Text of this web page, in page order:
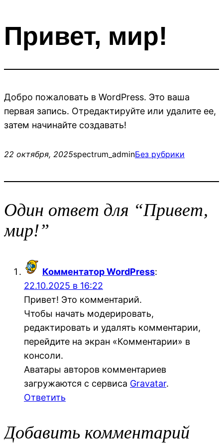
содержимому
Привет, мир!
Добро пожаловать в WordPress. Это ваша
первая запись. Отредактируйте или удалите ее,
затем начинайте создавать!
22 октября, 2025spectrum_adminБез рубрики
Один ответ для “Привет,
мир!”
Комментатор WordPress:
22.10.2025 в 16:22
Привет! Это комментарий.
Чтобы начать модерировать,
редактировать и удалять комментарии,
перейдите на экран «Комментарии» в
консоли.
Аватары авторов комментариев
загружаются с сервиса Gravatar.
Ответить
Добавить комментарий